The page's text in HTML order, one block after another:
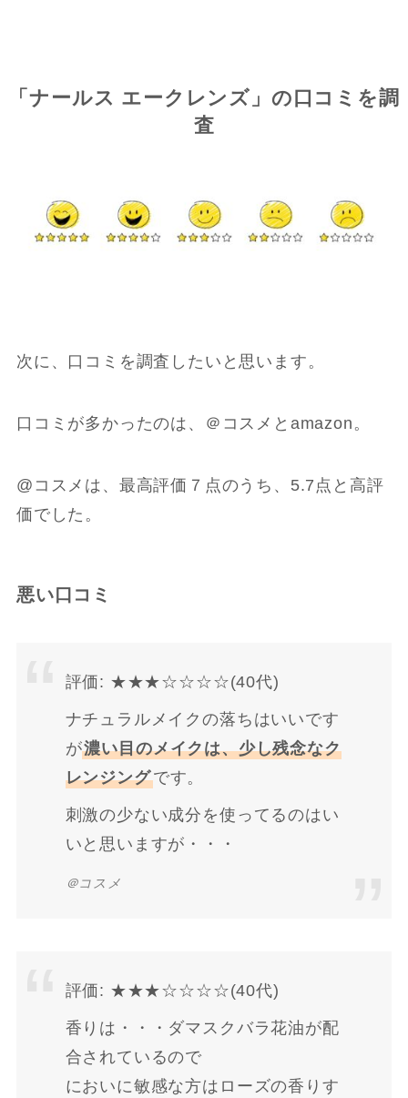
「ナールス エークレンズ」の口コミを調
査
次に、口コミを調査したいと思います。
口コミが多かったのは、＠コスメとamazon。
@コスメは、最高評価７点のうち、5.7点と高評
価でした。
悪い口コミ
評価: ★★★☆☆☆☆(40代)
ナチュラルメイクの落ちはいいです
が濃い目のメイクは、少し残念なク
レンジングです。
刺激の少ない成分を使ってるのはい
いと思いますが・・・
＠コスメ
評価: ★★★☆☆☆☆(40代)
香りは・・・ダマスクバラ花油が配
合されているので
においに敏感な方はローズの香りす